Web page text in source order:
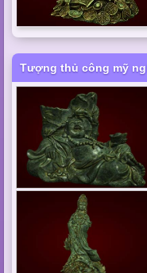
Tượng thủ công mỹ